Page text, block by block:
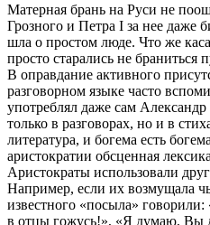
Матерная брань на Руси не
Грозного и Петра I за нее даже
шла о простом люде. Что же
просто старались не браниться
В оправдание активного
разговорном языке часто
употреблял даже сам
только в разговорах, но и в
литература, и богема есть
аристократии обсценная
Аристократы использовали
Например, если их возмущала
известного «посыла»
в отцы гожусь!», «Я думаю, Вы